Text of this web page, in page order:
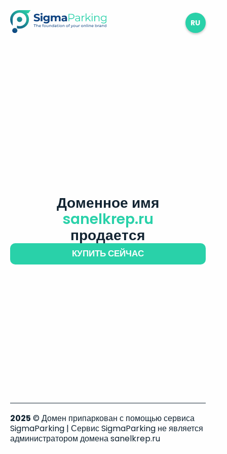
RU
Доменное имя
sanelkrep.ru
продается
КУПИТЬ СЕЙЧАС
2025 © Домен припаркован с помощью сервиса
SigmaParking | Сервис SigmaParking не является
администратором домена sanelkrep.ru